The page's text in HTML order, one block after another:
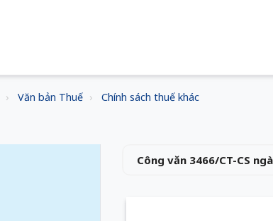
Văn bản Thuế Chính sách thuế khác
Công văn 3466/CT-CS